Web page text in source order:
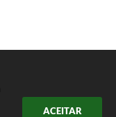
ACEITAR